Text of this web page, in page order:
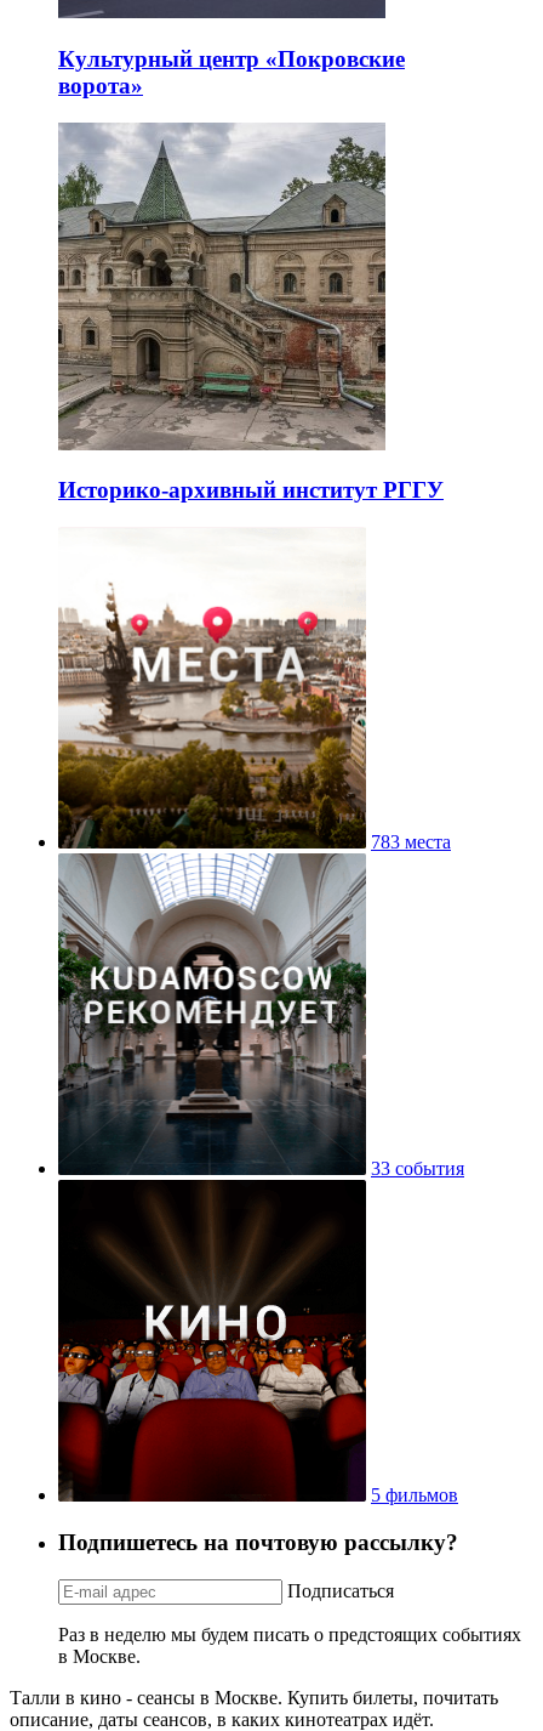
Культурный центр «Покровские
ворота»
Историко-архивный институт РГГУ
783 места
33 события
5 фильмов
Подпишетесь на почтовую рассылку?
Подписаться
Раз в неделю мы будем писать о предстоящих событиях
в Москве.
Талли в кино - сеансы в Москве. Купить билеты, почитать
описание, даты сеансов, в каких кинотеатрах идёт.